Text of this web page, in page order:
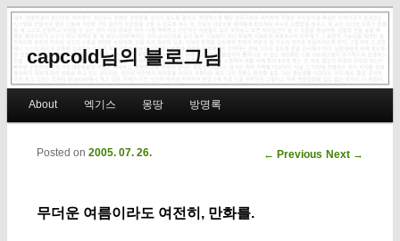
capcold님의 블로그님
Skip to primary content
Skip to secondary content
About 엑기스 몽땅 방명록
Post navigation
← Previous Next →
무더운 여름이라도 여전히, 만화를.
Posted on 2005. 07. 26.